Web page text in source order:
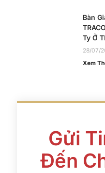
Bàn
Ty Ở
28/07/
Xem
Gửi
Đến